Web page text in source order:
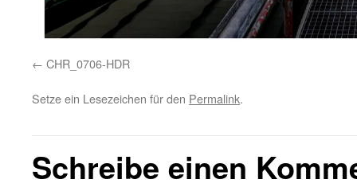
CHR_0706-HDR
Setze ein Lesezeichen für den Permalink.
Schreibe einen